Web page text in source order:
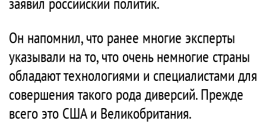
Он напомнил, что ранее многие эксперты
указывали на то, что очень немногие страны
обладают технологиями и специалистами для
совершения такого рода диверсий. Прежде
всего это США и Великобритания.